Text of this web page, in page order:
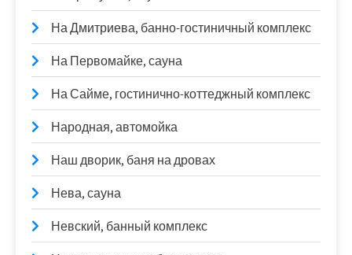
На Дмитриева, банно-гостиничный комплекс
На Первомайке, сауна
На Сайме, гостинично-коттеджный комплекс
Народная, автомойка
Наш дворик, баня на дровах
Нева, сауна
Невский, банный комплекс